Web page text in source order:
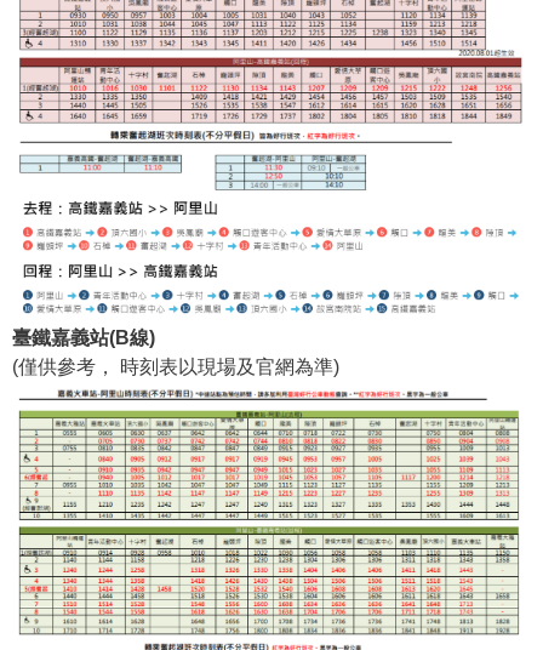
臺鐵嘉義站(B線)
(僅供參考， 時刻表以現場及官網為準)